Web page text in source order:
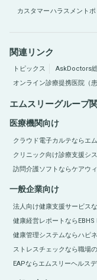
カスタマーハラスメント
関連リンク
トピックス
AskDoctors
オンライン診療提携医院（
エムスリーグループ
医療機関向け
クラウド電子カルテならエ
クリニック向け診療支援シ
訪問介護ソフトならケアウ
一般企業向け
法人向け健康支援サービス
健康経営レポートならEBHS
健康管理システムならハピ
ストレスチェックなら職場
EAPならエムスリーヘルス